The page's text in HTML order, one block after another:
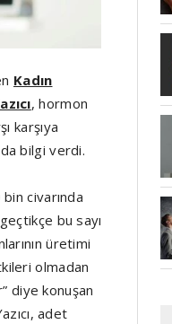
Kadın
, hormon
karşıya
bilgi verdi.
bin civarında
bu sayı
üretimi
olmadan
diye konuşan
adet